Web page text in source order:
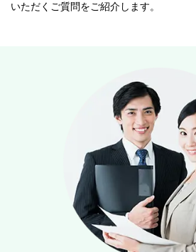
いただくご質問をご紹介します。